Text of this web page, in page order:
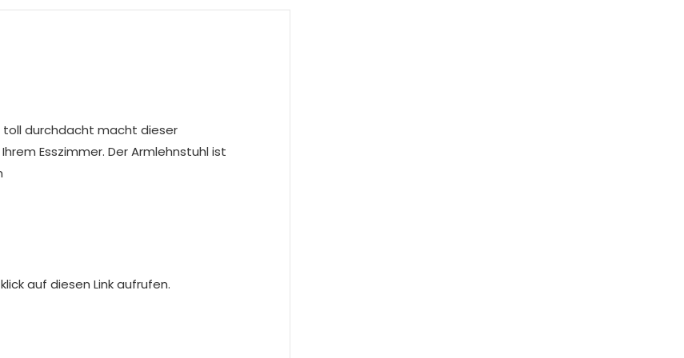
toll durchdacht macht dieser
Esszimmer. Der Armlehnstuhl ist
auf diesen Link aufrufen.